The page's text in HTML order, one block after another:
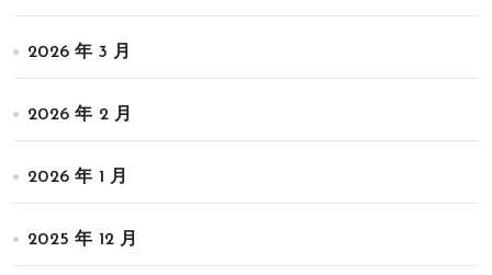
2026 年 3 月
2026 年 2 月
2026 年 1 月
2025 年 12 月